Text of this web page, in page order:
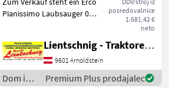
posredovalnice
1.681,42 €
neto
Pianissimo Laubsauger 01 -
Rückwärtsgang, Honda
Profi Motor mit 4, 8 PS, mit
Laubfangsack mit Re
Lientschnig - Traktoren und Landmaschinentechnik
9601 Arnoldstein
Dom in
Premium Plus prodajalec